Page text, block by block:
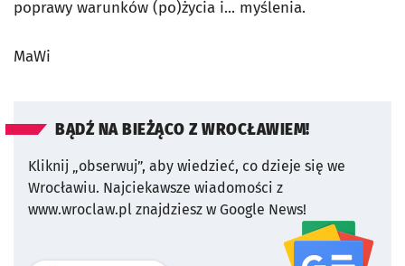
poprawy warunków (po)życia i... myślenia.
MaWi
BĄDŹ NA BIEŻĄCO Z WROCŁAWIEM!
Kliknij „obserwuj”, aby wiedzieć, co dzieje się we
Wrocławiu. Najciekawsze wiadomości z
www.wroclaw.pl znajdziesz w Google News!